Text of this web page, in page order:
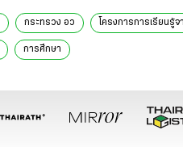
กระทรวง อว โครงการการเรียนรู้
การศึกษา